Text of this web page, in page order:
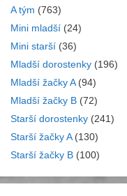
A tým (763)
Mini mladší (24)
Mini starší (36)
Mladší dorostenky (196)
Mladší žačky A(94)
Mladší žačky B (72)
Starší dorostenky (241)
Starší žačky A(130)
Starší žačky B (100)